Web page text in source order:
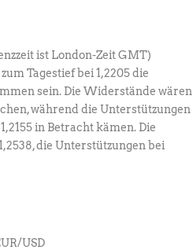
ist London-Zeit GMT)
Tagestief bei 1,2205 die
sein. Die Widerstände wären
während die Unterstützungen
in Betracht kämen. Die
die Unterstützungen bei
USD